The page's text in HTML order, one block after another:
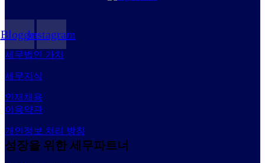
BloggerInstagram
세무법인 가치
세무지식
인재채용
이용약관
개인정보 처리 방침
성장을 위한 세무파트너